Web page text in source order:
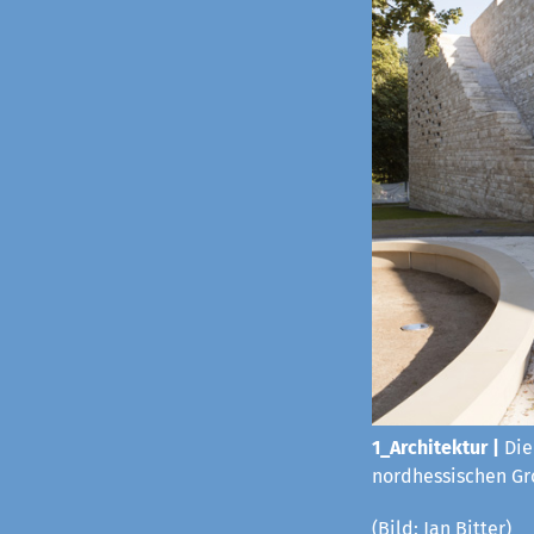
1_Architektur |
nordhessischen
(Bild: Jan Bitter)